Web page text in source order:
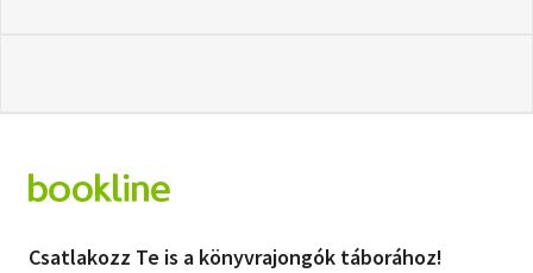
Csatlakozz Te is a könyvrajongók táborához!